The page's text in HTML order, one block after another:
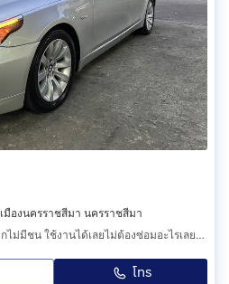
เมืองนครราชสีมา นครราชสีมา
BMW E60 520D ดีเซล รถสวยมากไม่มีชน ใช้งานได้เลยไม่ต้องซ่อมอะไรเลยพร้อมใช้สุดๆ จัด FN ได้ รับเทริ์นรถมือสอง
โทร